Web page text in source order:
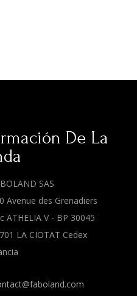
De La
SAS
Avenue des Grenadiers
ATHELIA V - BP 30045
LA CIOTAT Cedex